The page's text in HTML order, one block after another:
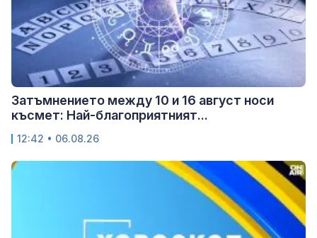
Затъмнението между 10 и 16 август носи
късмет: Най-благоприятният...
12:42 • 06.08.26